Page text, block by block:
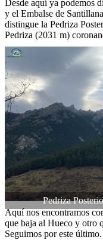
Desde aquí ya podemos
y el Embalse de
distingue la Pedriza
Pedriza (2031 m)
Pedriza
Aquí nos encontramos
que baja al Hueco y otro
Seguimos por este último.